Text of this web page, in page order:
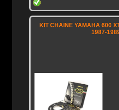
KIT CHAINE YAMAHA 600
1987-